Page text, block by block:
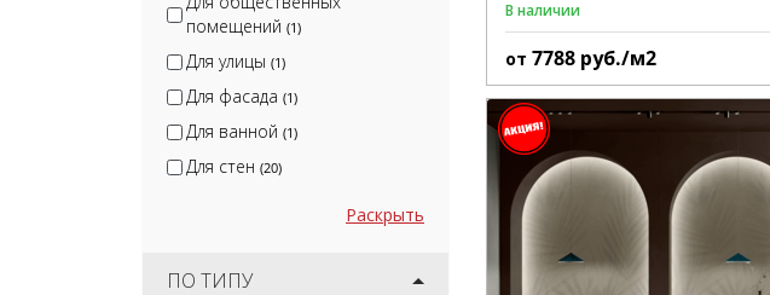
помещений (1)
Для улицы (1)
Для фасада (1)
Для ванной (1)
Для стен (20)
Раскрыть
ПО ТИПУ
В наличии
от 7788 руб./м2